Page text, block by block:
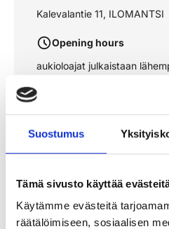
Suostumus
Tämä sivusto käyttää
Käytämme evästeitä
räätälöimiseen, sosiaalisen
Kalevalantie 11, ILOMANTSI
Opening hours
aukioloajat julkaistaan
See the route on the